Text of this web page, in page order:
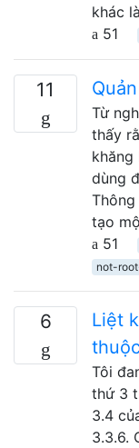
khác
51
11
Từ
thấy
dùng
tạo
51
not-
6
Liệt
Tôi
thứ 3
3.4
3.3.6.